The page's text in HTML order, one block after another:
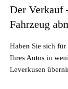
Der Verkauf
Fahrzeug
Haben Sie sich
Ihres Autos in
Leverkusen